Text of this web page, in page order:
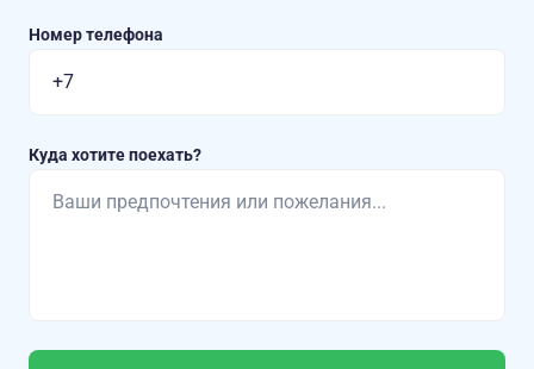
Номер телефона
Куда хотите поехать?